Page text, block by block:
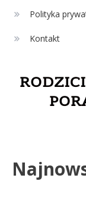
Polityka
Kontakt